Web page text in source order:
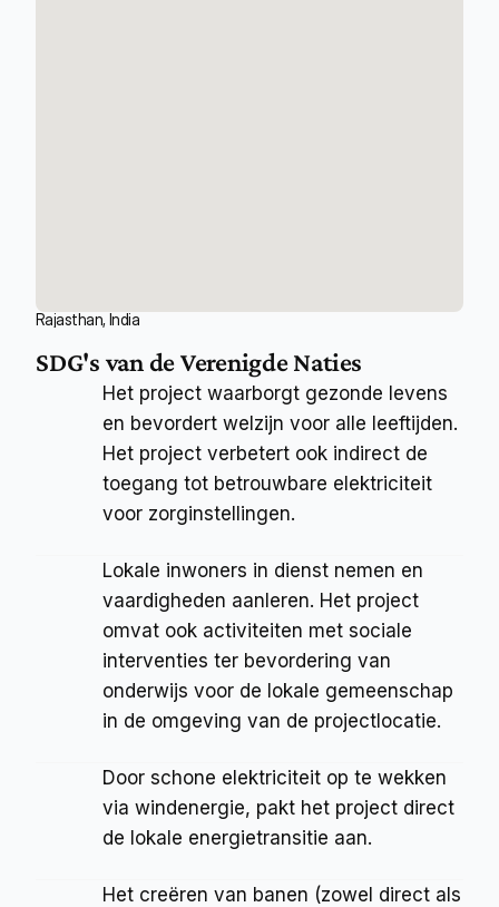
Rajasthan, India
SDG's van de Verenigde Naties
Het project waarborgt gezonde levens
en bevordert welzijn voor alle leeftijden.
Het project verbetert ook indirect de
toegang tot betrouwbare elektriciteit
voor zorginstellingen.
Lokale inwoners in dienst nemen en
vaardigheden aanleren. Het project
omvat ook activiteiten met sociale
interventies ter bevordering van
onderwijs voor de lokale gemeenschap
in de omgeving van de projectlocatie.
Door schone elektriciteit op te wekken
via windenergie, pakt het project direct
de lokale energietransitie aan.
Het creëren van banen (zowel direct als